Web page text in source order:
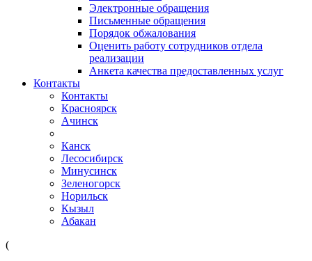
Электронные обращения
Письменные обращения
Порядок обжалования
Оценить работу сотрудников отдела
реализации
Анкета качества предоставленных услуг
Контакты
Контакты
Красноярск
Ачинск
Канск
Лесосибирск
Минусинск
Зеленогорск
Норильск
Кызыл
Абакан
(